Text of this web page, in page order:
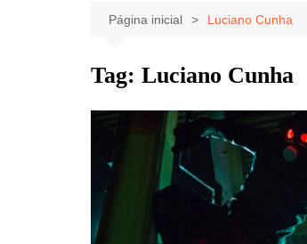
Celebridades
Música
Notícias
Clássicos
Página inicial Luciano Cunha
Tag: Luciano Cunha